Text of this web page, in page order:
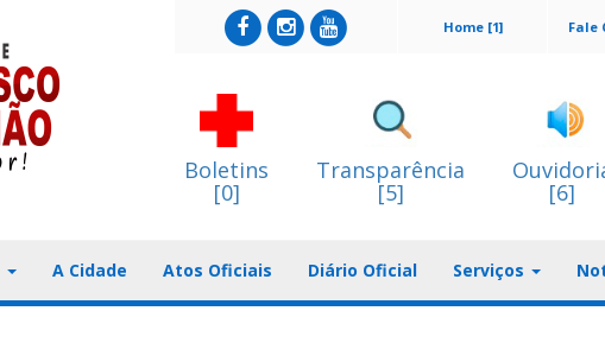
Fale
Home [1]
Boletins
[0]
Transparência
[5] [6]
A Cidade Atos Oficiais Diário Oficial Serviços